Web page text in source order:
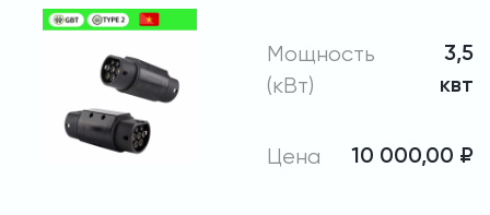
Мощность
(кВт)
3,5
квт
Цена 10 000,00 ₽